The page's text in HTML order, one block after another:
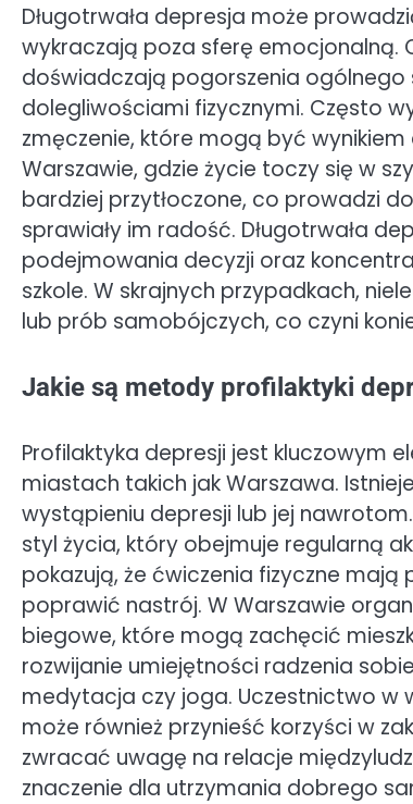
Długotrwała depresja może
wykraczają poza sferę emocjonalną.
doświadczają pogorszenia
dolegliwościami fizycznymi. Często
zmęczenie, które mogą być
Warszawie, gdzie życie toczy się w
bardziej przytłoczone, co prowadzi
sprawiały im radość. Długotrwała
podejmowania decyzji oraz
szkole. W skrajnych przypadkach,
lub prób samobójczych, co czyni
Jakie są metody profilaktyki
Profilaktyka depresji jest kluczowym
miastach takich jak Warszawa.
wystąpieniu depresji lub jej
styl życia, który obejmuje regularną
pokazują, że ćwiczenia fizyczne
poprawić nastrój. W Warszawie
biegowe, które mogą zachęcić
rozwijanie umiejętności radzenia
medytacja czy joga. Uczestnictwo
może również przynieść korzyści w
zwracać uwagę na relacje
znaczenie dla utrzymania dobrego